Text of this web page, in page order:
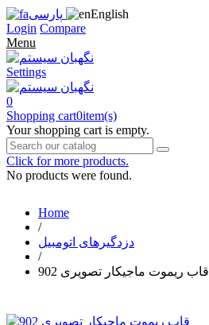
پارسی
English
Login Compare
Menu
Settings
0
Shopping cart0item(s)
Your shopping cart is empty.
Click for more products.
No products were found.
Home
/
دزدگیرهای اتومبیل
/
قاب ریموت ماجیکار تصویری 902